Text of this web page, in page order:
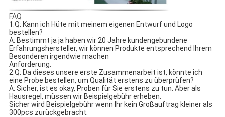
FAQ
1.Q: Kann ich Hüte mit meinem eigenen Entwurf und Logo
bestellen?
A: Bestimmt ja ja haben wir 20 Jahre kundengebundene
Erfahrungshersteller, wir können Produkte entsprechend Ihrem
Besonderen irgendwie machen
Anforderung.
2.Q: Da dieses unsere erste Zusammenarbeit ist, könnte ich
eine Probe bestellen, um Qualität erstens zu überprüfen?
A: Sicher, ist es okay, Proben für Sie erstens zu tun. Aber als
Hausregel, müssen wir Beispielgebühr erheben.
Sicher wird Beispielgebühr wenn Ihr kein Großauftrag kleiner als
300pcs zurückgebracht.